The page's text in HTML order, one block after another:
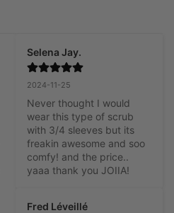
Selena Jay.
2024-11-25
Never thought I would
wear this type of scrub
with 3/4 sleeves but its
freakin awesome and soo
comfy! and the price..
yaaa thank you JOIIA!
Fred Léveillé